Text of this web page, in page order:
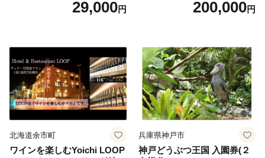
りばすぐ 石川県 小松市
29,000円 200,000円
北海道余市町
ワインを楽しむYoichi LOOP
兵庫県神戸市
神戸どうぶつ王国 入園券(２